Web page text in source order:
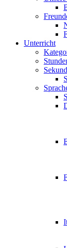
Unterricht